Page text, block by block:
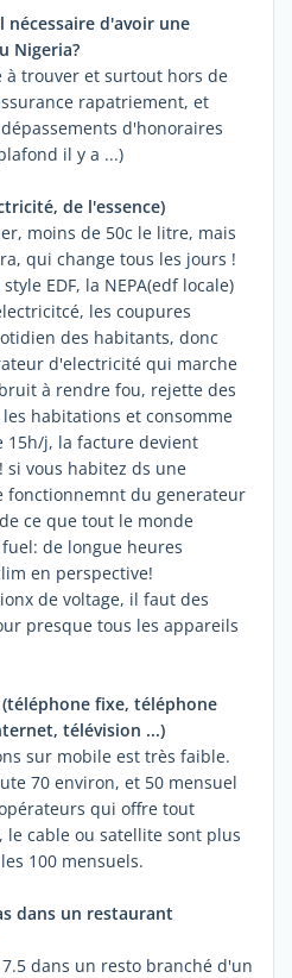
nécessaire d'avoir une
Nigeria?
trouver et surtout hors de
rapatriement, et
d'honoraires
il y a ...)
de l'essence)
moins de 50c le litre, mais
qui change tous les jours !
EDF, la NEPA(edf locale)
les coupures
des habitants, donc
d'electricité qui marche
à rendre fou, rejette des
habitations et consomme
15h/j, la facture devient
si vous habitez ds une
fonctionnemnt du generateur
ce que tout le monde
de longue heures
en perspective!
de voltage, il faut des
presque tous les appareils
fixe, téléphone
télévision ...)
sur mobile est très faible.
70 environ, et 50 mensuel
qui offre tout
cable ou satellite sont plus
100 mensuels.
dans un restaurant
dans un resto branché d'un